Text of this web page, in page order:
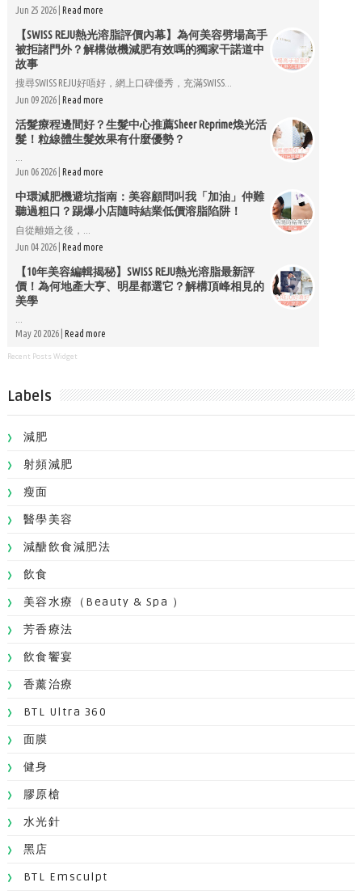
Jun 25 2026 | Read more
【SWISS REJU熱光溶脂評價內幕】為何美容劈場高手
被拒諸門外？解構做機減肥有效嗎的獨家干諾道中
故事
搜尋SWISS REJU好唔好，網上口碑優秀，充滿SWISS...
Jun 09 2026 | Read more
活髮療程邊間好？生髮中心推薦Sheer Reprime煥光活
髮！粒線體生髮效果有什麼優勢？
Jun 06 2026 | Read more
中環減肥機避坑指南：美容顧問叫我「加油」仲難
聽過粗口？踢爆小店隨時結業低價溶脂陷阱！
自從離婚之後，...
Jun 04 2026 | Read more
【10年美容編輯揭秘】SWISS REJU熱光溶脂最新評
價！為何地產大亨、明星都選它？解構頂峰相見的
美學
May 20 2026 | Read more
Recent Posts Widget
Labels
減肥
射頻減肥
瘦面
醫學美容
減醣飲食減肥法
飲食
美容水療（Beauty & Spa ）
芳香療法
飲食饗宴
香薰治療
BTL Ultra 360
面膜
健身
膠原槍
水光針
黑店
BTL Emsculpt